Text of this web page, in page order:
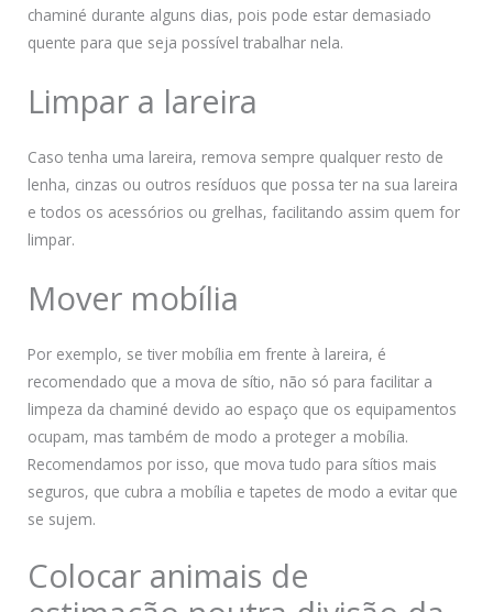
chaminé durante alguns dias, pois pode estar demasiado
quente para que seja possível trabalhar nela.
Limpar a lareira
Caso tenha uma lareira, remova sempre qualquer resto de
lenha, cinzas ou outros resíduos que possa ter na sua lareira
e todos os acessórios ou grelhas, facilitando assim quem for
limpar.
Mover mobília
Por exemplo, se tiver mobília em frente à lareira, é
recomendado que a mova de sítio, não só para facilitar a
limpeza da chaminé devido ao espaço que os equipamentos
ocupam, mas também de modo a proteger a mobília.
Recomendamos por isso, que mova tudo para sítios mais
seguros, que cubra a mobília e tapetes de modo a evitar que
se sujem.
Colocar animais de